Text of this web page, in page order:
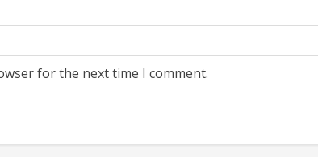
for the next time I comment.